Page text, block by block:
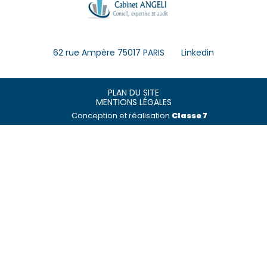
Footer
Principale
62 rue Ampère 75017 PARIS Linkedin
PLAN DU SITE
MENTIONS LÉGALES
Conception et réalisation Classe 7